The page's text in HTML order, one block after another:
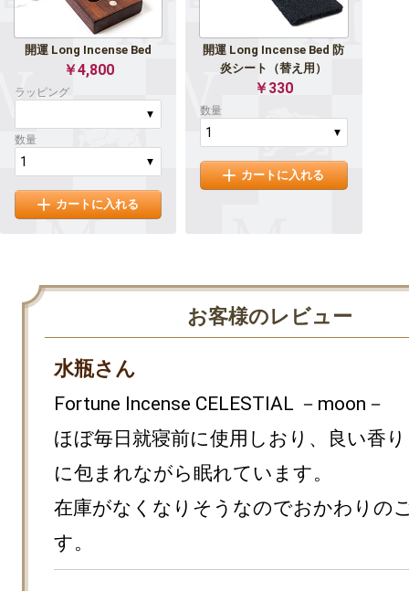
開運 Long Incense Bed
￥4,800
ラッピング
数量
カートに入れる
開運 Long Incense Bed 防
炎シート（替え用）
￥330
数量
カートに入れる
お客様のレビュー
水瓶さん
Fortune Incense CELESTIAL －moon－
ほぼ毎日就寝前に使用しおり、良い香り
に包まれながら眠れています。
在庫がなくなりそうなのでおかわりの
す。